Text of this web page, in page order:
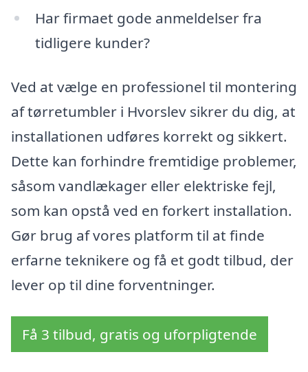
Har firmaet gode anmeldelser fra
tidligere kunder?
Ved at vælge en professionel til montering
af tørretumbler i Hvorslev sikrer du dig, at
installationen udføres korrekt og sikkert.
Dette kan forhindre fremtidige problemer,
såsom vandlækager eller elektriske fejl,
som kan opstå ved en forkert installation.
Gør brug af vores platform til at finde
erfarne teknikere og få et godt tilbud, der
lever op til dine forventninger.
Få 3 tilbud, gratis og uforpligtende